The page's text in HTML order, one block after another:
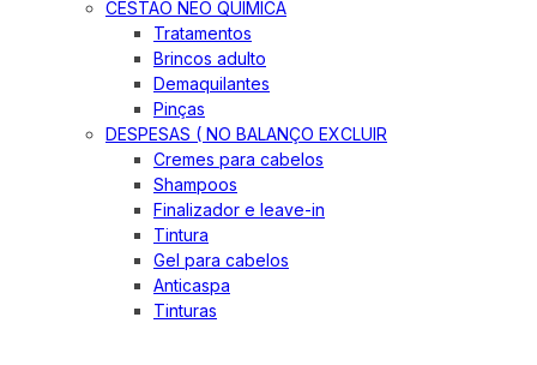
CESTÃO NEO QUIMICA
Tratamentos
Brincos adulto
Demaquilantes
Pinças
DESPESAS ( NO BALANÇO EXCLUIR
Cremes para cabelos
Shampoos
Finalizador e leave-in
Tintura
Gel para cabelos
Anticaspa
Tinturas